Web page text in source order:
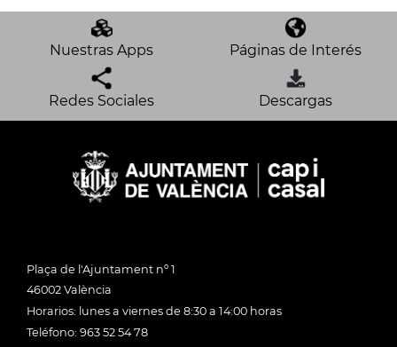
Nuestras Apps Páginas de Interés
Redes Sociales Descargas
Plaça de l'Ajuntament nº 1
46002 València
Horarios: lunes a viernes de 8:30 a 14:00 horas
Teléfono: 963 52 54 78